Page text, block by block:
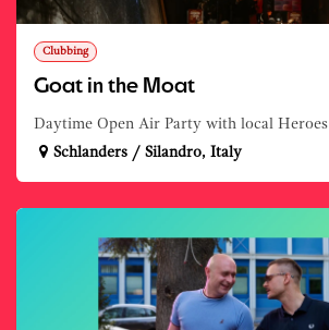
Clubbing
Goat in the Moat
Daytime Open Air Party with local Heroes
Schlanders / Silandro, Italy